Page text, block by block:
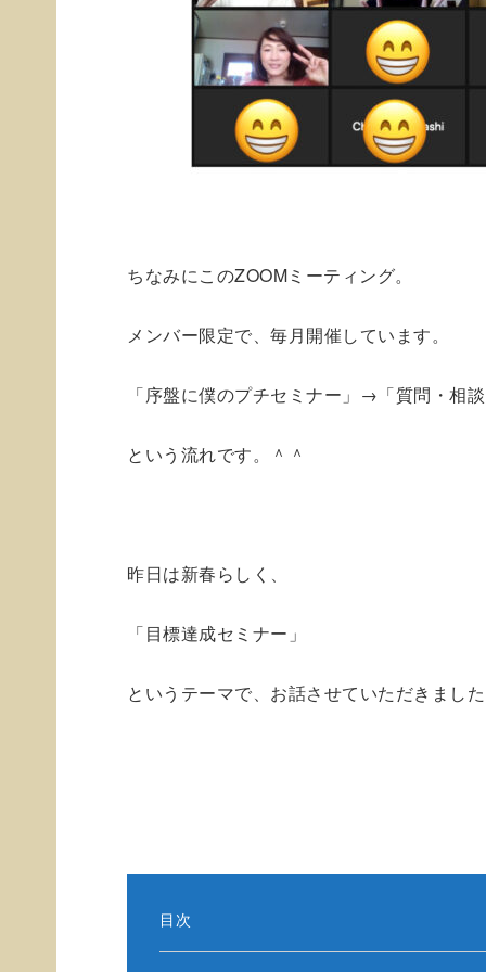
ちなみにこのZOOMミーティング。
メンバー限定で、毎月開催しています。
「序盤に僕のプチセミナー」→「質問・相
という流れです。＾＾
昨日は新春らしく、
「目標達成セミナー」
というテーマで、お話させていただきまし
目次